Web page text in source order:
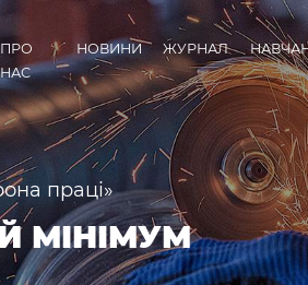
ПРО
НАС
НОВИНИ ЖУРНАЛ
праці»
МІНІМУМ